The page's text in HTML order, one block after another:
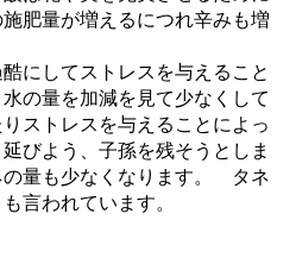
肥量が増えるにつれ辛みも増
にしてストレスを与えること
の量を加減を見て少なくして
ストレスを与えることによっ
びよう、子孫を残そうとしま
量も少なくなります。 タネ
言われています。